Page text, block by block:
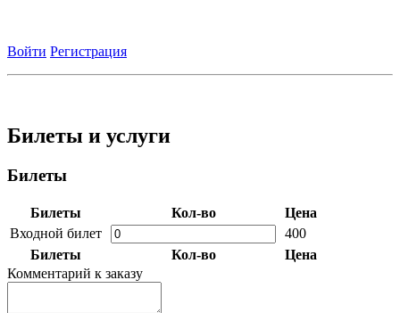
Войти Регистрация
Билеты и услуги
Билеты
Билеты Кол-во
Цена
Входной билет
400
Билеты
Кол-во
Цена
Комментарий к заказу